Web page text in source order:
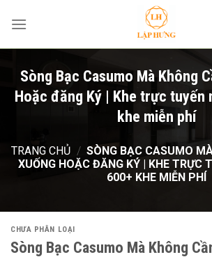
Sòng Bạc Casumo Mà Không
Hoặc đăng Ký | Khe trực tuyến
khe miễn phí
TRANG CHỦ / SÒNG BẠC CASUMO
XUỐNG HOẶC ĐĂNG KÝ | KHE TRỰC
600+ KHE MIỄN PHÍ
CHƯA PHÂN LOẠI
Sòng Bạc Casumo Mà Không